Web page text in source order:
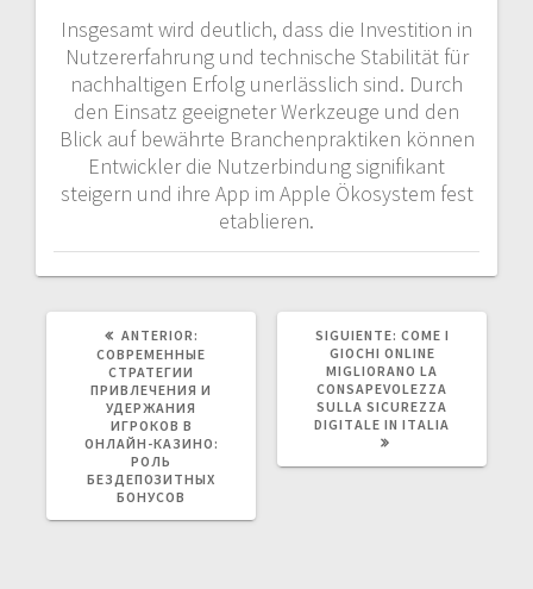
Insgesamt wird deutlich, dass die Investition in
Nutzererfahrung und technische Stabilität für
nachhaltigen Erfolg unerlässlich sind. Durch
den Einsatz geeigneter Werkzeuge und den
Blick auf bewährte Branchenpraktiken können
Entwickler die Nutzerbindung signifikant
steigern und ihre App im Apple Ökosystem fest
etablieren.
ANTERIOR:
ANTERIOR:
СОВРЕМЕННЫЕ
СТРАТЕГИИ
ПРИВЛЕЧЕНИЯ И
УДЕРЖАНИЯ
ИГРОКОВ В
ОНЛАЙН-КАЗИНО:
РОЛЬ
БЕЗДЕПОЗИТНЫХ
БОНУСОВ
SIGUIENTE: SIGUIENTE
POST:
COME I
GIOCHI ONLINE
MIGLIORANO LA
CONSAPEVOLEZZA
SULLA SICUREZZA
DIGITALE IN ITALIA